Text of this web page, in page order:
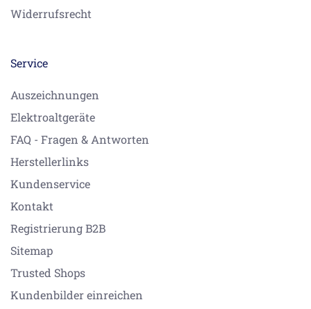
Widerrufsrecht
Service
Auszeichnungen
Elektroaltgeräte
FAQ - Fragen & Antworten
Herstellerlinks
Kundenservice
Kontakt
Registrierung B2B
Sitemap
Trusted Shops
Kundenbilder einreichen